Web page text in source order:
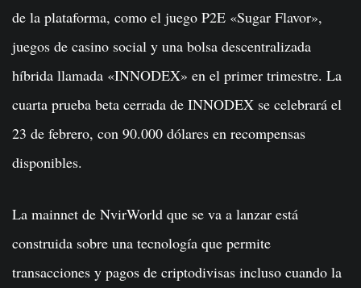
de la plataforma, como el juego P2E «Sugar Flavor»,
juegos de casino social y una bolsa descentralizada
híbrida llamada «INNODEX» en el primer trimestre. La
cuarta prueba beta cerrada de INNODEX se celebrará el
23 de febrero, con 90.000 dólares en recompensas
disponibles.
La mainnet de NvirWorld que se va a lanzar está
construida sobre una tecnología que permite
transacciones y pagos de criptodivisas incluso cuando la